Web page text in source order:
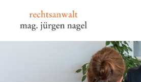
überspringen